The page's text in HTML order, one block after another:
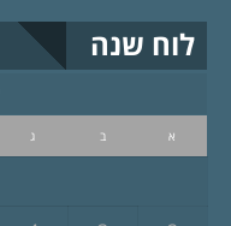
לוח שנה
א ב ג